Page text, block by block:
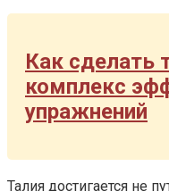
Как сделать
комплекс
упражнений
Талия достигается не